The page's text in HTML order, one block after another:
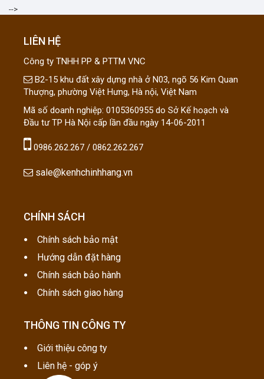
-->
LIÊN HỆ
Công ty TNHH PP & PTTM VNC
B2-15 khu đất xây dựng nhà ở N03, ngõ 56 Kim Quan
Thượng, phường Việt Hưng, Hà nội, Việt Nam
Mã số doanh nghiệp: 0105360955 do Sở Kế hoạch và
Đầu tư TP Hà Nội cấp lần đầu ngày 14-06-2011
0986.262.267 / 0862.262.267
sale@kenhchinhhang.vn
CHÍNH SÁCH
Chính sách bảo mật
Hướng dẫn đặt hàng
Chính sách bảo hành
Chính sách giao hàng
THÔNG TIN CÔNG TY
Giới thiệu công ty
Liên hệ - góp ý